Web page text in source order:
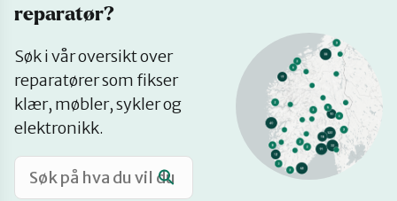
Møt reparatørene
Om oss
Retten til reparasjon
reparatør?
Søk i vår oversikt over
reparatører som fikser
klær, møbler, sykler og
elektronikk.
på
kart